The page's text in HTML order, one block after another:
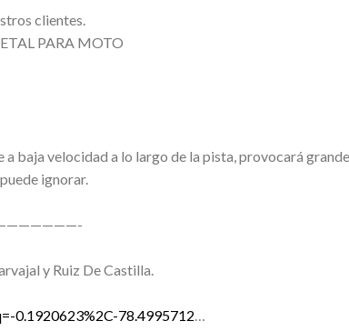
clientes.
PARA MOTO
baja velocidad a lo largo de la pista, provocará
ignorar.
y Ruiz De Castilla.
0.1920623%2C-78.4995712